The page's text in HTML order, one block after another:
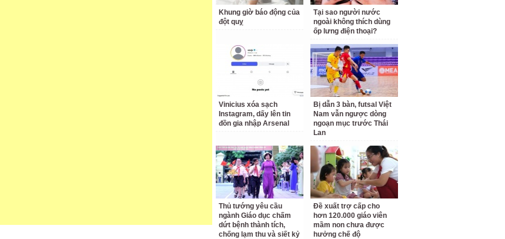
Khung giờ báo động của
đột quỵ
Tại sao người nước
ngoài không thích dùng
ốp lưng điện thoại?
Vinicius xóa sạch
Instagram, dấy lên tin
đồn gia nhập Arsenal
Bị dẫn 3 bàn, futsal Việt
Nam vẫn ngược dòng
ngoạn mục trước Thái
Lan
Thủ tướng yêu cầu
ngành Giáo dục chấm
dứt bệnh thành tích,
chống lạm thu và siết kỷ
Đề xuất trợ cấp cho
hơn 120.000 giáo viên
mầm non chưa được
hưởng chế độ